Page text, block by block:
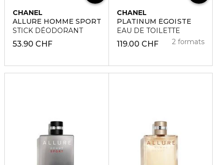
CHANEL
ALLURE HOMME SPORT
STICK DÉODORANT
53.90 CHF
CHANEL
PLATINUM ÉGOÏSTE
EAU DE TOILETTE
119.00 CHF 2 formats